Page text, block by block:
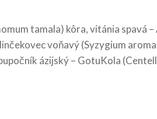
tamala) kôra, vitánia spavá
voňavý (Syzygium
ázijský – GotuKola